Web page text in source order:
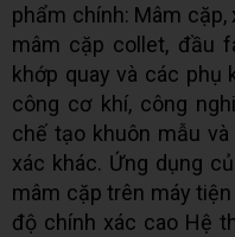
phẩm chính: Mâm cặp,
mâm cặp collet, đầu
khớp quay và các phụ
công cơ khí, công
chế tạo khuôn mẫu
xác khác. Ứng dụng
mâm cặp trên máy
độ chính xác cao Hệ